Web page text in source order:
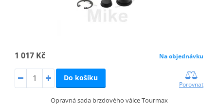
1 017 Kč Na objednávku
Do košíku
Porovnat
Opravná sada brzdového válce Tourmax